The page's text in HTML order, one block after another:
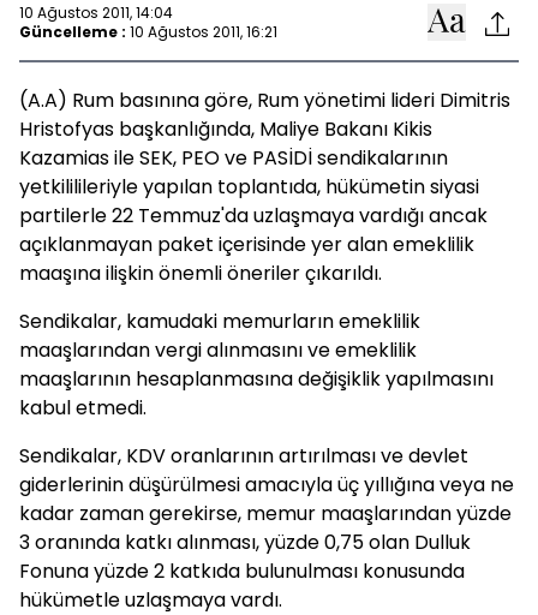
10 Ağustos 2011, 14:04
Güncelleme : 10 Ağustos 2011, 16:21
(A.A) Rum basınına göre, Rum yönetimi lideri Dimitris
Hristofyas başkanlığında, Maliye Bakanı Kikis
Kazamias ile SEK, PEO ve PASİDİ sendikalarının
yetkililileriyle yapılan toplantıda, hükümetin siyasi
partilerle 22 Temmuz'da uzlaşmaya vardığı ancak
açıklanmayan paket içerisinde yer alan emeklilik
maaşına ilişkin önemli öneriler çıkarıldı.
Sendikalar, kamudaki memurların emeklilik
maaşlarından vergi alınmasını ve emeklilik
maaşlarının hesaplanmasına değişiklik yapılmasını
kabul etmedi.
Sendikalar, KDV oranlarının artırılması ve devlet
giderlerinin düşürülmesi amacıyla üç yıllığına veya ne
kadar zaman gerekirse, memur maaşlarından yüzde
3 oranında katkı alınması, yüzde 0,75 olan Dulluk
Fonuna yüzde 2 katkıda bulunulması konusunda
hükümetle uzlaşmaya vardı.